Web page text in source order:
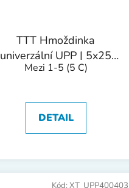
TTT Hmoždinka
univerzální UPP | 5x25
mm 1bal/200ks
Mezi 1-5 (5 C)
DETAIL
Kód: XT_UPP400403